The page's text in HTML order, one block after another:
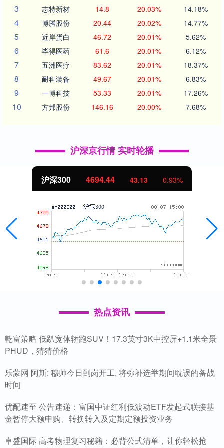
3 志特新材 14.8 20.03% 14.18%
4 博腾股份 20.44 20.02% 14.77%
5 近岸蛋白 46.72 20.01% 5.62%
6 毕得医药 61.6 20.01% 6.12%
7 五洲医疗 83.62 20.01% 18.37%
8 耐科装备 49.67 20.01% 6.83%
9 一博科技 53.33 20.01% 17.26%
10 方邦股份 146.16 20.00% 7.68%
沪深京行情 实时轮播
沪深300 4694.44 43.13 0.93%
热点资讯
乾富策略 低趴宽体轿跑SUV！17.3英寸3K中控屏+1.1米全景
PHUD，猜猜价格
乐蒙网 阿斯: 穆帅今日到岗开工, 将弥补选举期间耽误的备战
时间
优配速至 公告速递：富国中证红利低波动ETF发起式联接基
金暂停大额申购、转换转入及定期定额投资业务
卓盛国际 高考物理复习秘籍：必背公式清单，让你轻松抢